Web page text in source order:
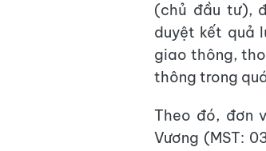
(chủ đầu tư),
duyệt kết quả
giao thông,
thông trong
Theo đó, đơn
Vương (MST: